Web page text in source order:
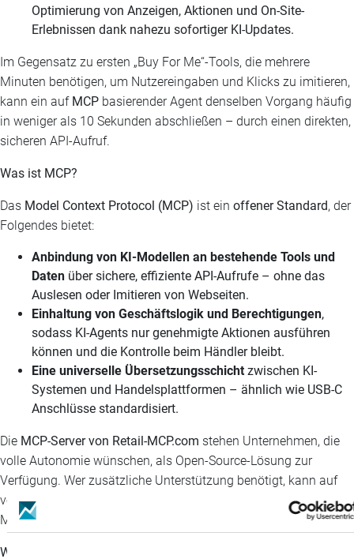
Optimierung von Anzeigen, Aktionen und On-Site-
Erlebnissen dank nahezu sofortiger KI-Updates.
Im Gegensatz zu ersten „Buy For Me“-Tools, die mehrere
Minuten benötigen, um Nutzereingaben und Klicks zu imitieren,
kann ein auf MCP basierender Agent denselben Vorgang häufig
in weniger als 10 Sekunden abschließen – durch einen direkten,
sicheren API-Aufruf.
Was ist MCP?
Das Model Context Protocol (MCP) ist ein offener Standard, der
Folgendes bietet:
Anbindung von KI-Modellen an bestehende Tools und
Daten über sichere, effiziente API-Aufrufe – ohne das
Auslesen oder Imitieren von Webseiten.
Einhaltung von Geschäftslogik und Berechtigungen,
sodass KI-Agents nur genehmigte Aktionen ausführen
können und die Kontrolle beim Händler bleibt.
Eine universelle Übersetzungsschicht zwischen KI-
Systemen und Handelsplattformen – ähnlich wie USB-C
Anschlüsse standardisiert.
Die MCP-Server von Retail-MCP.com stehen Unternehmen, die
volle Autonomie wünschen, als Open-Source-Lösung zur
Verfügung. Wer zusätzliche Unterstützung benötigt, kann auf
verwaltete Services von Particular Audience zurückgreifen, um
MCP schnell und sicher zu implementieren.
Warum gerade jetzt?